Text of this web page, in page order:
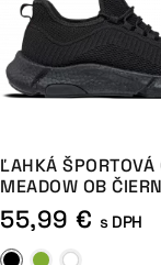
ĽAHKÁ ŠPORTOVÁ
MEADOW OB
55,99 € s DPH